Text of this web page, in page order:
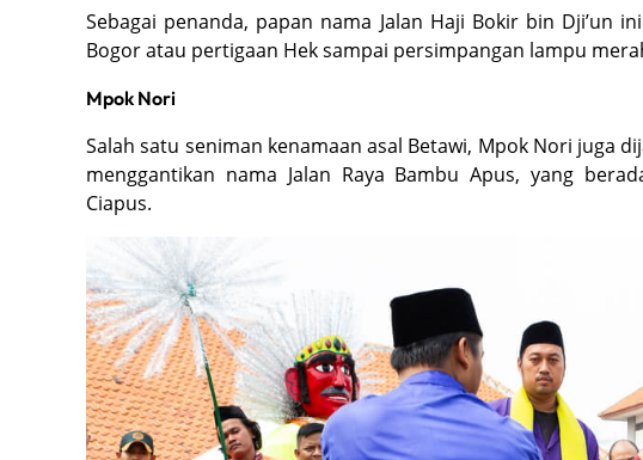
Sebagai penanda, papan nama Jalan Haji Bokir bin Dji’un
Bogor atau pertigaan Hek sampai persimpangan lampu
Mpok Nori
Salah satu seniman kenamaan asal Betawi, Mpok Nori juga
menggantikan nama Jalan Raya Bambu Apus, yang
Ciapus.